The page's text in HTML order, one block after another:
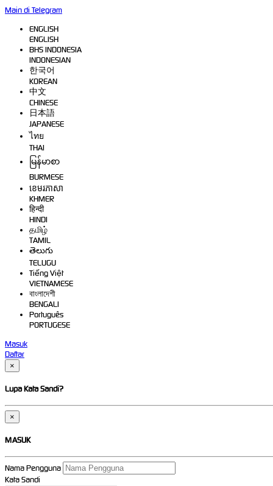
Main di Telegram
ENGLISH
ENGLISH
BHS INDONESIA
INDONESIAN
한국어
KOREAN
中文
CHINESE
日本語
JAPANESE
ไทย
THAI
မြန်မာစာ
BURMESE
ខេមរភាសា
KHMER
हिन्दी
HINDI
தமிழ்
TAMIL
తెలుగు
TELUGU
Tiếng Việt
VIETNAMESE
বাংলাদেশী
BENGALI
Português
PORTUGESE
Masuk
Daftar
×
Lupa Kata Sandi?
×
MASUK
Nama Pengguna
Kata Sandi